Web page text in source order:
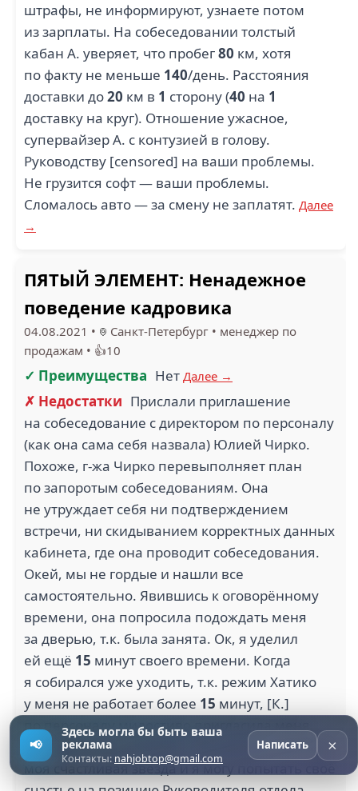
штрафы, не информируют, узнаете потом
из зарплаты. На собеседовании толстый
кабан А. уверяет, что пробег80 км, хотя
по факту не меньше 140/день. Расстояния
доставки до20 км в 1 сторону (40 на 1
доставку на круг). Отношение ужасное,
супервайзер А. с контузией в голову.
Руководству [censored] на ваши проблемы.
Не грузится софт — ваши проблемы.
Сломалось авто — за смену не заплатят. Далее
→
ПЯТЫЙ ЭЛЕМЕНТ: Ненадежное
поведение кадровика
04.08.2021 • Санкт-Петербург • менеджер по
продажам • 👍10
✓ Преимущества Нет Далее →
✗ Недостатки Прислали приглашение
на собеседование с директором по персоналу
(как она сама себя назвала) Юлией Чирко.
Похоже, г-жа Чирко перевыполняет план
по запоротым собеседованиям. Она
не утруждает себя ни подтверждением
встречи, ни скидыванием корректных данных
кабинета, где она проводит собеседования.
Окей, мы не гордые и нашли все
самостоятельно. Явившись к оговорённому
времени, она попросила подождать меня
за дверью, т.к. была занята. Ок, я уделил
ей ещё 15 минут своего времени. Когда
я собирался уже уходить, т.к. режим Хатико
у меня не работает более 15 минут, [К.]
по персоналу милостиво пригласила меня
на аудиенцию. Я понял, что наконец зажглась
моя счастливая звезда и я могу попытать своё
📢
Здесь могла бы быть ваша
реклама
Контакты: nahjobtop@gmail.com
Написать ×